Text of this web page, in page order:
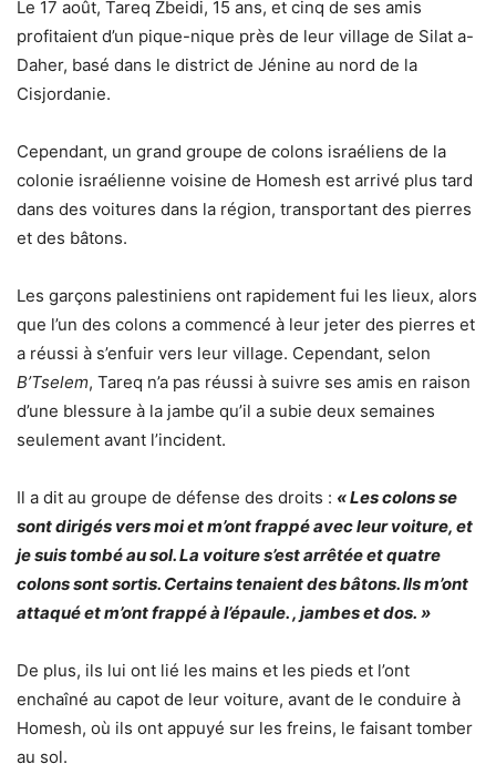
Le 17 août, Tareq Zbeidi, 15 ans, et cinq de ses amis
profitaient d’un pique-nique près de leur village de Silat a-
Daher, basé dans le district de Jénine au nord de la
Cisjordanie.
Cependant, un grand groupe de colons israéliens de la
colonie israélienne voisine de Homesh est arrivé plus tard
dans des voitures dans la région, transportant des pierres
et des bâtons.
Les garçons palestiniens ont rapidement fui les lieux, alors
que l’un des colons a commencé à leur jeter des pierres et
a réussi à s’enfuir vers leur village. Cependant, selon
B’Tselem, Tareq n’a pas réussi à suivre ses amis en raison
d’une blessure à la jambe qu’il a subie deux semaines
seulement avant l’incident.
Il a dit au groupe de défense des droits : « Les colons se
sont dirigés vers moi et m’ont frappé avec leur voiture, et
je suis tombé au sol. La voiture s’est arrêtée et quatre
colons sont sortis. Certains tenaient des bâtons. Ils m’ont
attaqué et m’ont frappé à l’épaule. , jambes et dos. »
De plus, ils lui ont lié les mains et les pieds et l’ont
enchaîné au capot de leur voiture, avant de le conduire à
Homesh, où ils ont appuyé sur les freins, le faisant tomber
au sol.